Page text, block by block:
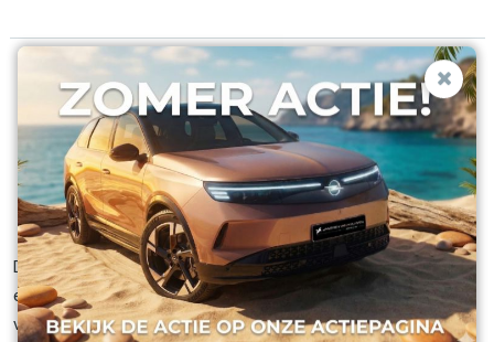
Snelle service
Nieuwe auto's
Van 1 dag tot 24 maanden
Verhuisaccessoires
BOVAG Erkend
DeOpel Astra of Peugeot 308 Stationis een stijlvolle auto:
een sportieve, praktische en tegelijkertijd een ideale gezinsauto
van Duitse kwaliteit. Geen wonder dat deze auto zo populair is